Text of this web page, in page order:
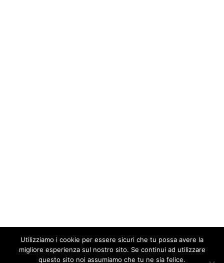
Utilizziamo i cookie per essere sicuri che tu possa avere la
migliore esperienza sul nostro sito. Se continui ad utilizzare
questo sito noi assumiamo che tu ne sia felice.